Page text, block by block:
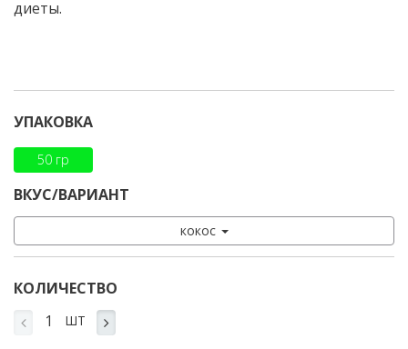
диеты.
УПАКОВКА
50 гр
ВКУС/ВАРИАНТ
кокос
КОЛИЧЕСТВО
ШТ